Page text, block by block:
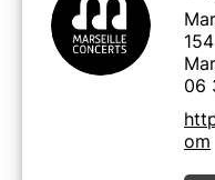
Gautier
Frank Braley,
En co-réalisation
06
om